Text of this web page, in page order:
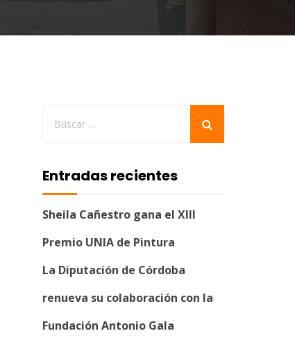
Entradas recientes
Sheila Cañestro gana el XIII
Premio UNIA de Pintura
La Diputación de Córdoba
renueva su colaboración con la
Fundación Antonio Gala